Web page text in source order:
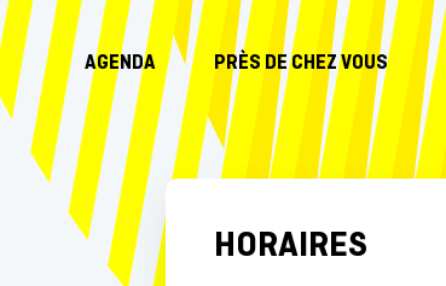
AGENDA PRÈS DE CHEZ VOUS
HORAIRES